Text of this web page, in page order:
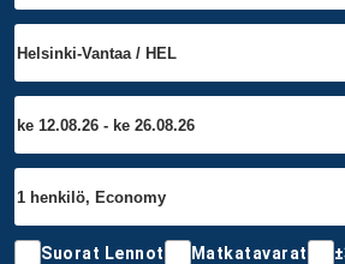
Suorat Lennot Matkatavarat